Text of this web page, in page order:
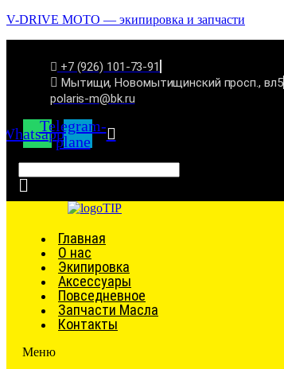
V-DRIVE MOTO — экипировка и запчасти
+7 (926) 101-73-91
Мытищи, Новомытищинский просп., вл5
polaris-m@bk.ru
WhatsappTelegram-
plane
Связаться
Главная
О нас
Экипировка
Аксессуары
Повседневное
Запчасти Масла
Контакты
Меню